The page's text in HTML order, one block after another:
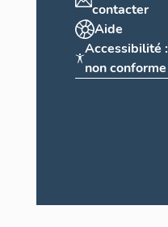
contacter
Aide
Accessibilité :
non conforme